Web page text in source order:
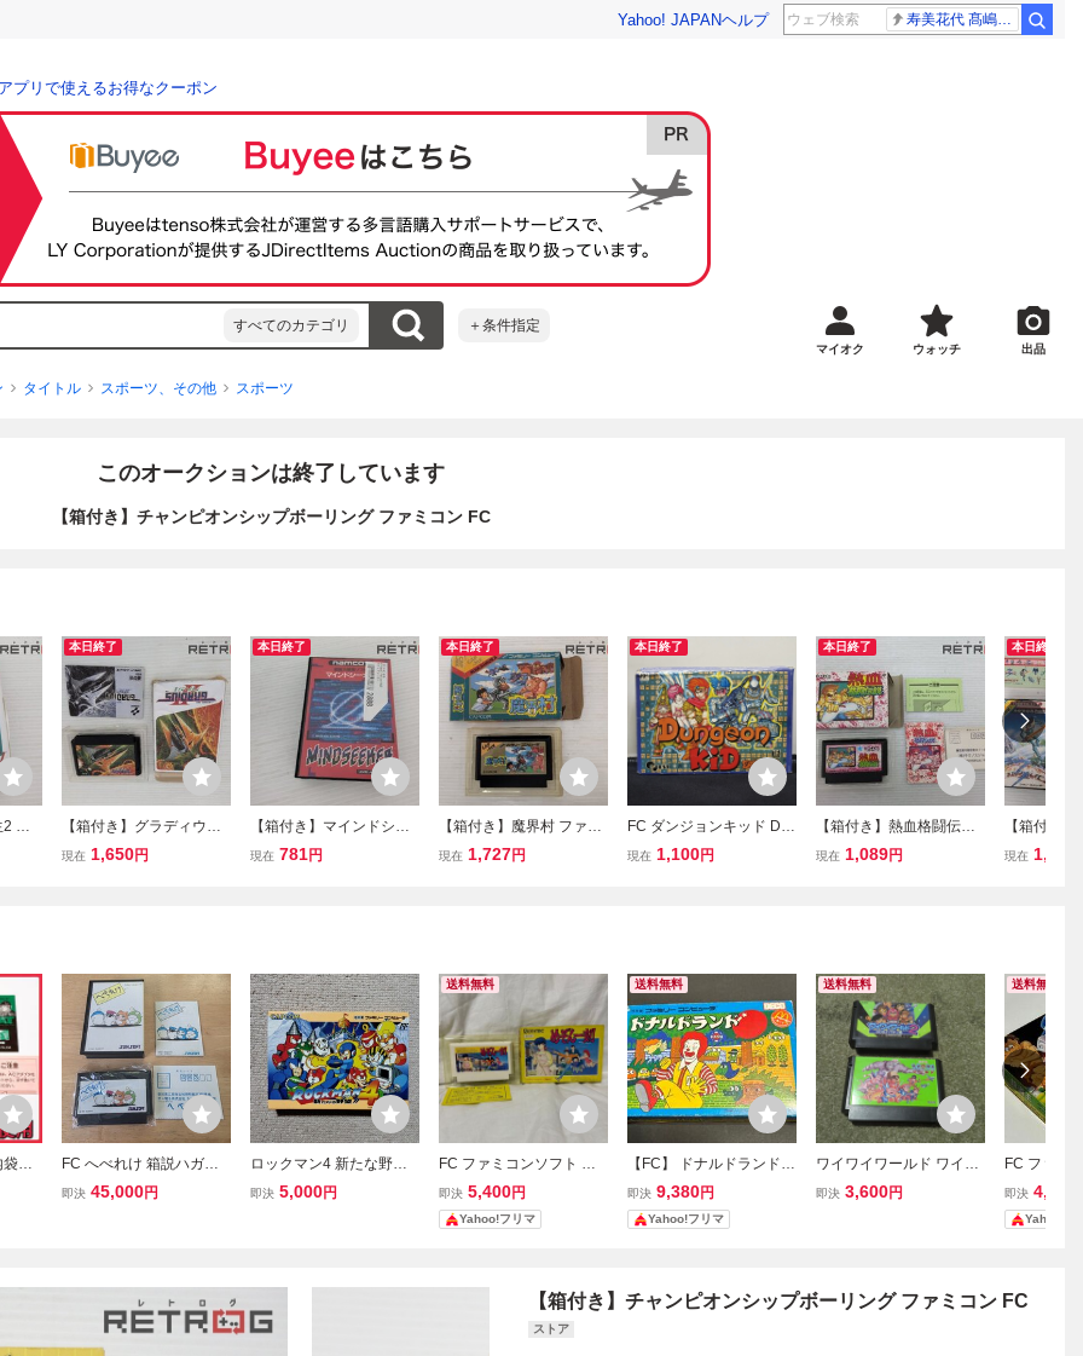
Yahoo! JAPANヘルプ 寿美花代 髙嶋政宏
プリで使えるお得なクーポン
すべてのカテゴリ ＋条件指定
マイオク ウォッチ 出品
タイトル スポーツ、その他 スポーツ
このオークションは終了しています
【箱付き】チャンピオンシップボーリング ファミコン FC
フ
本日終了
【箱付き】グラディウス2
ファミコン FC
現在 1,650円
本日終了
【箱付き】マインドシー
カー ファミコン FC
現在 781円
本日終了
【箱付き】魔界村 ファミ
コン FC
現在 1,727円
本日終了
FC ダンジョンキッド Du
ngeon kid ファミコン レ
現在 1,100円
本日終了
【箱付き】熱血格闘伝説
ファミコン FC
現在 1,089円
本日終了
【箱付き
ファミコン
現在 1,430
未
FC へべれけ 箱説ハガキ
ファミコン 激レア コレク
即決 45,000円
ロックマン4 新たな野望!!
箱 取説付 FC ファミコン
即決 5,000円
送料無料
FC ファミコンソフト め
ぞん一刻 箱付き BOTHTE
C
即決 5,400円
Yahoo!フリマ
送料無料
【FC】 ドナルドランド
ファミコンソフト 箱付き
即決 9,380円
Yahoo!フリマ
送料無料
ワイワイワールド ワイワ
イワールド2 ファミコン
即決 3,600円
送料無料
FC ファミ
道王 dB-
プ付きレア
即決 4,900
Yahoo!フ
【箱付き】チャンピオンシップボーリング ファミコン FC
ストア